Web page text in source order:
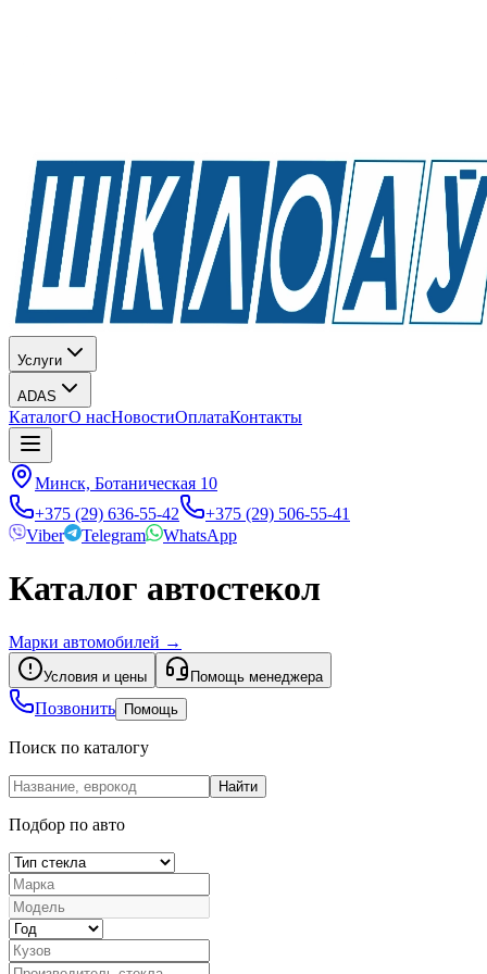
Услуги
ADAS
КаталогО насНовостиОплатаКонтакты
Минск, Ботаническая 10
+375 (29) 636-55-42
+375 (29) 506-55-41
Viber
Telegram WhatsApp
Каталог автостекол
Марки автомобилей →
Условия и цены Помощь менеджера
Позвонить Помощь
Поиск по каталогу
Найти
Подбор по авто